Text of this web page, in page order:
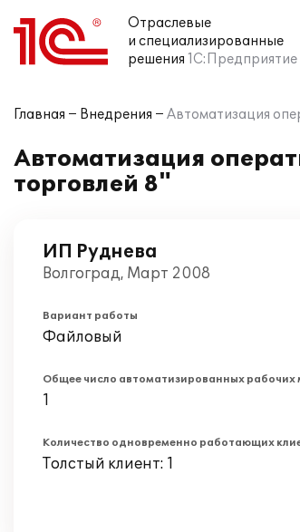
Отраслевые
и специализированные
решения 1С:Предприятие
Главная Внедрения Автоматизация
Автоматизация
торговлей 8"
ИП Руднева
Волгоград, Март 2008
Вариант работы
Файловый
Общее число автоматизированных рабочих
1
Количество одновременно работающих
Толстый клиент: 1